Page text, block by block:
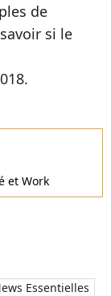
de
si le
et Work
Essentielles